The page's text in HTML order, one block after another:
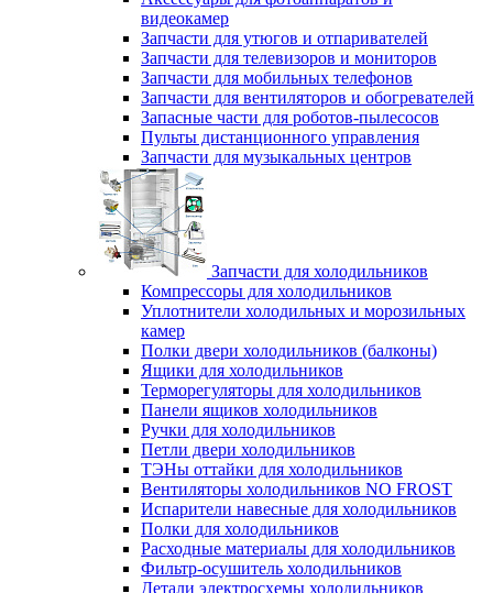
видеокамер
Запчасти для утюгов и отпаривателей
Запчасти для телевизоров и мониторов
Запчасти для мобильных телефонов
Запчасти для вентиляторов и обогревателей
Запасные части для роботов-пылесосов
Пульты дистанционного управления
Запчасти для музыкальных центров
Запчасти для холодильников
Компрессоры для холодильников
Уплотнители холодильных и морозильных
камер
Полки двери холодильников (балконы)
Ящики для холодильников
Терморегуляторы для холодильников
Панели ящиков холодильников
Ручки для холодильников
Петли двери холодильников
ТЭНы оттайки для холодильников
Вентиляторы холодильников NO FROST
Испарители навесные для холодильников
Полки для холодильников
Расходные материалы для холодильников
Фильтр-осушитель холодильников
Детали электросхемы холодильников